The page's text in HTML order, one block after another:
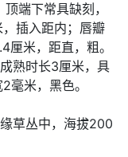
端下常具缺刻，
插入距内；唇瓣
米，距直，粗。
熟时长3厘米，具
毫米，黑色。
草丛中，海拔200